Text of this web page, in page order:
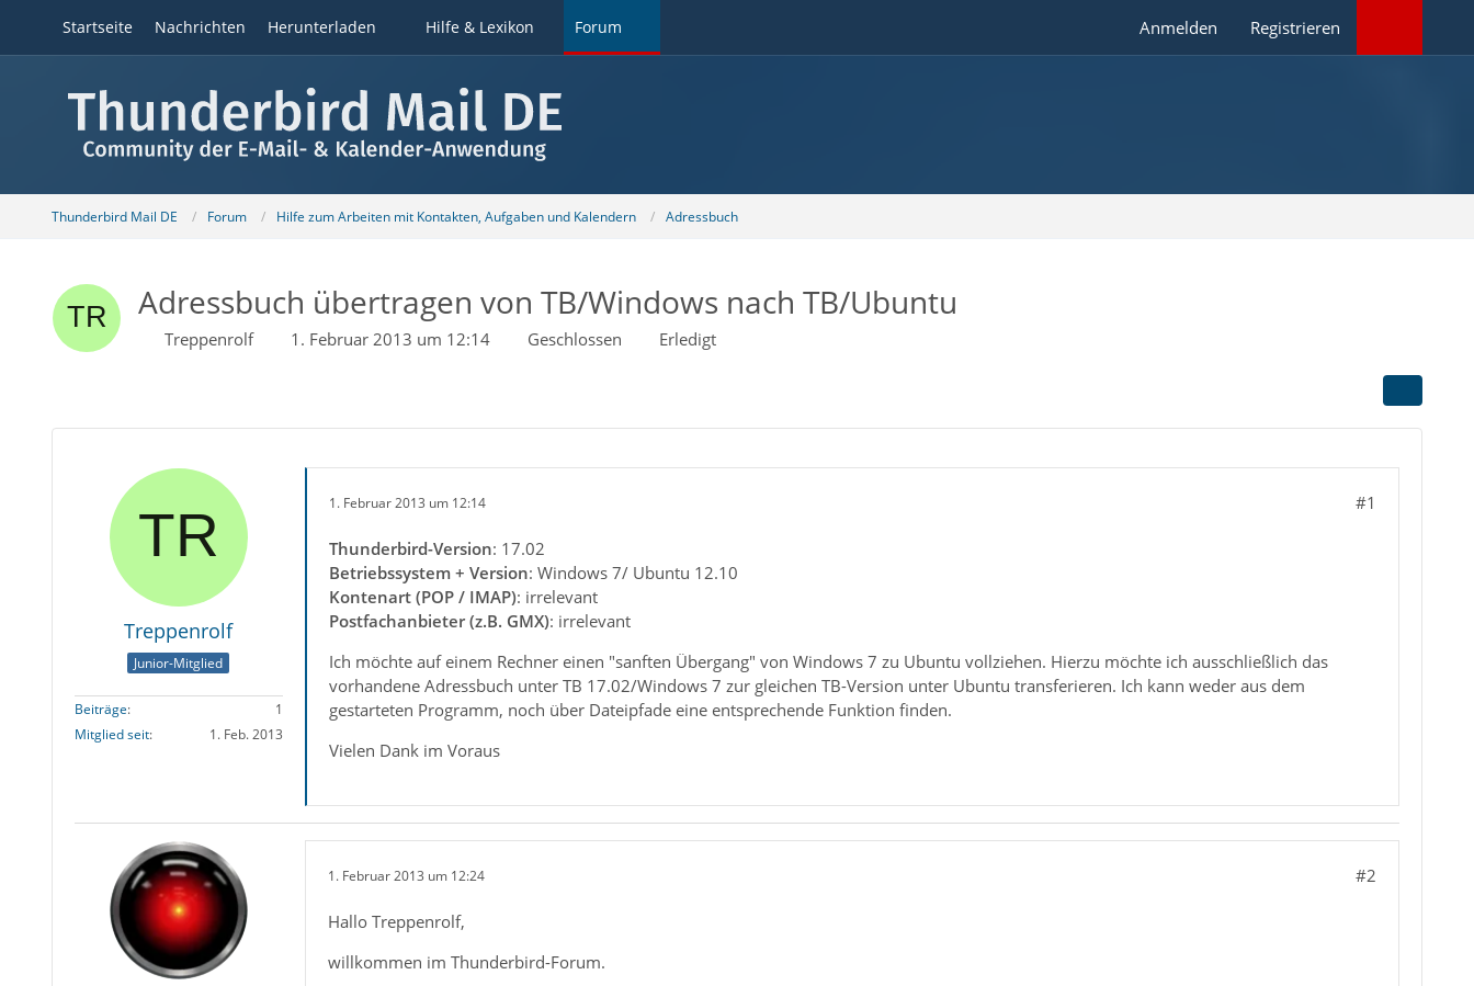
Startseite Nachrichten Herunterladen Hilfe & Lexikon Forum Anmelden Registrieren
Thunderbird Mail DE Forum Hilfe zum Arbeiten mit Kontakten, Aufgaben und Kalendern Adressbuch
Adressbuch übertragen von TB/Windows nach TB/Ubuntu
Treppenrolf 1. Februar 2013 um 12:14 Geschlossen Erledigt
Treppenrolf
Junior-Mitglied
Beiträge
1
Mitglied seit
1. Feb. 2013
1. Februar 2013 um 12:14 #1
Thunderbird-Version: 17.02
Betriebssystem + Version: Windows 7/ Ubuntu 12.10
Kontenart (POP / IMAP): irrelevant
Postfachanbieter (z.B. GMX): irrelevant
Ich möchte auf einem Rechner einen "sanften Übergang" von Windows 7 zu Ubuntu vollziehen. Hierzu möchte ich ausschließlich das
vorhandene Adressbuch unter TB 17.02/Windows 7 zur gleichen TB-Version unter Ubuntu transferieren. Ich kann weder aus dem
gestarteten Programm, noch über Dateipfade eine entsprechende Funktion finden.
Vielen Dank im Voraus
1. Februar 2013 um 12:24 #2
Hallo Treppenrolf,
willkommen im Thunderbird-Forum.